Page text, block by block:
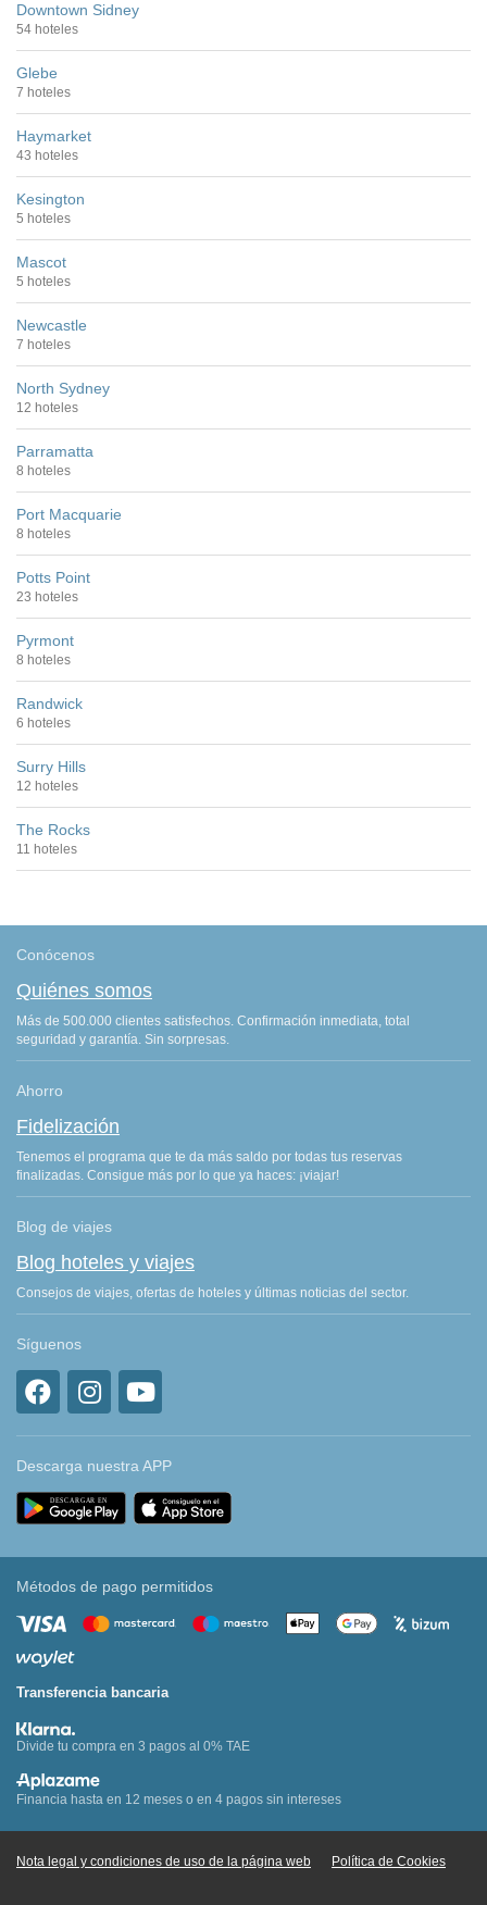
Downtown Sidney
54 hoteles
Glebe
7 hoteles
Haymarket
43 hoteles
Kesington
5 hoteles
Mascot
5 hoteles
Newcastle
7 hoteles
North Sydney
12 hoteles
Parramatta
8 hoteles
Port Macquarie
8 hoteles
Potts Point
23 hoteles
Pyrmont
8 hoteles
Randwick
6 hoteles
Surry Hills
12 hoteles
The Rocks
11 hoteles
Conócenos
Quiénes somos
Más de 500.000 clientes satisfechos. Confirmación inmediata, total
seguridad y garantía. Sin sorpresas.
Ahorro
Fidelización
Tenemos el programa que te da más saldo por todas tus reservas
finalizadas. Consigue más por lo que ya haces: ¡viajar!
Blog de viajes
Blog hoteles y viajes
Consejos de viajes, ofertas de hoteles y últimas noticias del sector.
Síguenos
Descarga nuestra APP
Métodos de pago permitidos
Transferencia bancaria
Divide tu compra en 3 pagos al 0% TAE
Financia hasta en 12 meses o en 4 pagos sin intereses
Nota legal y condiciones de uso de la página web Política de Cookies